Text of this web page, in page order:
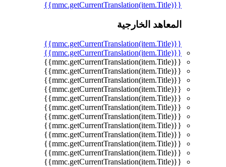
{{mmc.getCurrentTranslation(item.Title)}}
المعاهد الخارجية
{{mmc.getCurrentTranslation(item.Title)}}
{{mmc.getCurrentTranslation(item.Title)}}
{{mmc.getCurrentTranslation(item.Title)}}
{{mmc.getCurrentTranslation(item.Title)}}
{{mmc.getCurrentTranslation(item.Title)}}
{{mmc.getCurrentTranslation(item.Title)}}
{{mmc.getCurrentTranslation(item.Title)}}
{{mmc.getCurrentTranslation(item.Title)}}
{{mmc.getCurrentTranslation(item.Title)}}
{{mmc.getCurrentTranslation(item.Title)}}
{{mmc.getCurrentTranslation(item.Title)}}
{{mmc.getCurrentTranslation(item.Title)}}
{{mmc.getCurrentTranslation(item.Title)}}
{{mmc.getCurrentTranslation(item.Title)}}